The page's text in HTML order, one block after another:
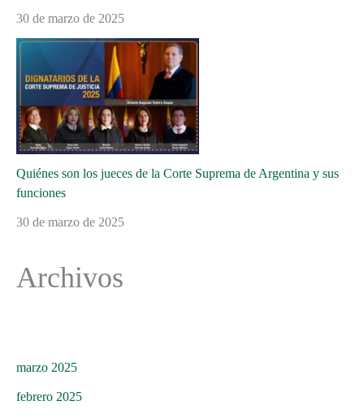
30 de marzo de 2025
Quiénes son los jueces de la Corte Suprema de Argentina y sus
funciones
30 de marzo de 2025
Archivos
marzo 2025
febrero 2025